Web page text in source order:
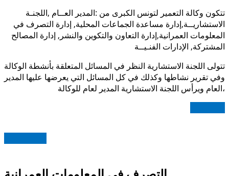
تتكون وكالة التعمير لتونس الكبرى من :المدير العــام ,اللجنـة
الاستشاريــة,إدارة مساعدة الجماعات المحلية,إدارة التصرف في
المعلومات العمرانية,إدارة التعاون والتكوين والنشر, إدارة المصالح
المشتركة, الإدارات الفنـيــة
تتولى اللجنة الاستشارية النظر في المسائل المتعلقة بأنشطة الوكالة
وفي تقرير نشاطها وكذلك في كل المسائل التي يعرضها عليها المدير
العام ويرأس اللجنة الاستشارية المدير لعام للوكالة،